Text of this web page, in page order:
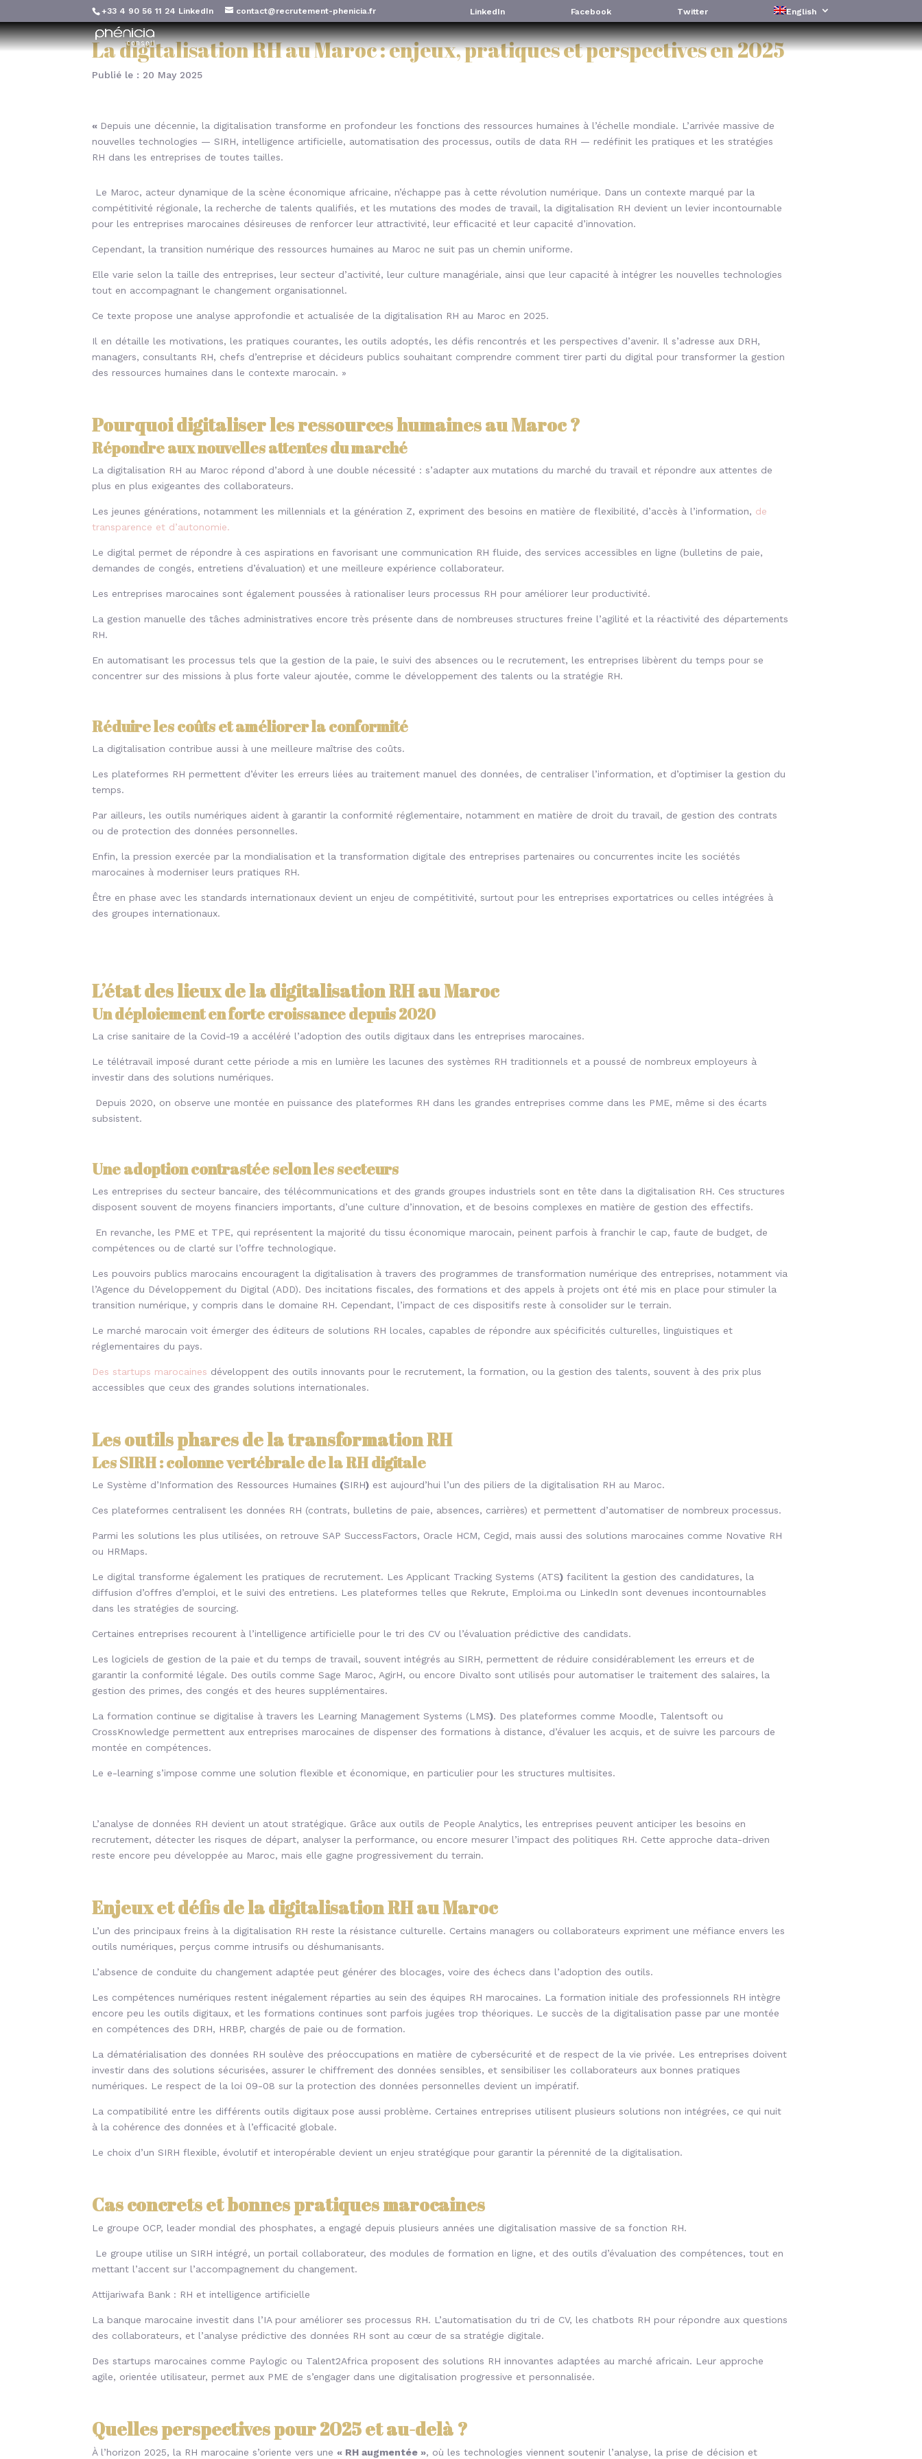
+33 4 90 56 11 24 LinkedIn contact@recrutement-phenicia.fr LinkedIn Facebook Twitter English
La digitalisation RH au Maroc : enjeux, pratiques et perspectives en 2025
Publié le : 20 May 2025
« Depuis une décennie, la digitalisation transforme en profondeur les fonctions des ressources humaines à l’échelle mondiale. L’arrivée massive de
nouvelles technologies — SIRH, intelligence artificielle, automatisation des processus, outils de data RH — redéfinit les pratiques et les stratégies
RH dans les entreprises de toutes tailles.
Le Maroc, acteur dynamique de la scène économique africaine, n’échappe pas à cette révolution numérique. Dans un contexte marqué par la
compétitivité régionale, la recherche de talents qualifiés, et les mutations des modes de travail, la digitalisation RH devient un levier incontournable
pour les entreprises marocaines désireuses de renforcer leur attractivité, leur efficacité et leur capacité d’innovation.
Cependant, la transition numérique des ressources humaines au Maroc ne suit pas un chemin uniforme.
Elle varie selon la taille des entreprises, leur secteur d’activité, leur culture managériale, ainsi que leur capacité à intégrer les nouvelles technologies
tout en accompagnant le changement organisationnel.
Ce texte propose une analyse approfondie et actualisée de la digitalisation RH au Maroc en 2025.
Il en détaille les motivations, les pratiques courantes, les outils adoptés, les défis rencontrés et les perspectives d’avenir. Il s’adresse aux DRH,
managers, consultants RH, chefs d’entreprise et décideurs publics souhaitant comprendre comment tirer parti du digital pour transformer la gestion
des ressources humaines dans le contexte marocain. »
Pourquoi digitaliser les ressources humaines au Maroc ?
Répondre aux nouvelles attentes du marché
La digitalisation RH au Maroc répond d’abord à une double nécessité : s’adapter aux mutations du marché du travail et répondre aux attentes de
plus en plus exigeantes des collaborateurs.
Les jeunes générations, notamment les millennials et la génération Z, expriment des besoins en matière de flexibilité, d’accès à l’information, de
transparence et d’autonomie.
Le digital permet de répondre à ces aspirations en favorisant une communication RH fluide, des services accessibles en ligne (bulletins de paie,
demandes de congés, entretiens d’évaluation) et une meilleure expérience collaborateur.
Les entreprises marocaines sont également poussées à rationaliser leurs processus RH pour améliorer leur productivité.
La gestion manuelle des tâches administratives encore très présente dans de nombreuses structures freine l’agilité et la réactivité des départements
RH.
En automatisant les processus tels que la gestion de la paie, le suivi des absences ou le recrutement, les entreprises libèrent du temps pour se
concentrer sur des missions à plus forte valeur ajoutée, comme le développement des talents ou la stratégie RH.
Réduire les coûts et améliorer la conformité
La digitalisation contribue aussi à une meilleure maîtrise des coûts.
Les plateformes RH permettent d’éviter les erreurs liées au traitement manuel des données, de centraliser l’information, et d’optimiser la gestion du
temps.
Par ailleurs, les outils numériques aident à garantir la conformité réglementaire, notamment en matière de droit du travail, de gestion des contrats
ou de protection des données personnelles.
Enfin, la pression exercée par la mondialisation et la transformation digitale des entreprises partenaires ou concurrentes incite les sociétés
marocaines à moderniser leurs pratiques RH.
Être en phase avec les standards internationaux devient un enjeu de compétitivité, surtout pour les entreprises exportatrices ou celles intégrées à
des groupes internationaux.
L’état des lieux de la digitalisation RH au Maroc
Un déploiement en forte croissance depuis 2020
La crise sanitaire de la Covid-19 a accéléré l’adoption des outils digitaux dans les entreprises marocaines.
Le télétravail imposé durant cette période a mis en lumière les lacunes des systèmes RH traditionnels et a poussé de nombreux employeurs à
investir dans des solutions numériques.
Depuis 2020, on observe une montée en puissance des plateformes RH dans les grandes entreprises comme dans les PME, même si des écarts
subsistent.
Une adoption contrastée selon les secteurs
Les entreprises du secteur bancaire, des télécommunications et des grands groupes industriels sont en tête dans la digitalisation RH. Ces structures
disposent souvent de moyens financiers importants, d’une culture d’innovation, et de besoins complexes en matière de gestion des effectifs.
En revanche, les PME et TPE, qui représentent la majorité du tissu économique marocain, peinent parfois à franchir le cap, faute de budget, de
compétences ou de clarté sur l’offre technologique.
Les pouvoirs publics marocains encouragent la digitalisation à travers des programmes de transformation numérique des entreprises, notamment via
l’Agence du Développement du Digital (ADD). Des incitations fiscales, des formations et des appels à projets ont été mis en place pour stimuler la
transition numérique, y compris dans le domaine RH. Cependant, l’impact de ces dispositifs reste à consolider sur le terrain.
Le marché marocain voit émerger des éditeurs de solutions RH locales, capables de répondre aux spécificités culturelles, linguistiques et
réglementaires du pays.
Des startups marocaines développent des outils innovants pour le recrutement, la formation, ou la gestion des talents, souvent à des prix plus
accessibles que ceux des grandes solutions internationales.
Les outils phares de la transformation RH
Les SIRH : colonne vertébrale de la RH digitale
Le Système d’Information des Ressources Humaines (SIRH) est aujourd’hui l’un des piliers de la digitalisation RH au Maroc.
Ces plateformes centralisent les données RH (contrats, bulletins de paie, absences, carrières) et permettent d’automatiser de nombreux processus.
Parmi les solutions les plus utilisées, on retrouve SAP SuccessFactors, Oracle HCM, Cegid, mais aussi des solutions marocaines comme Novative RH
ou HRMaps.
Le digital transforme également les pratiques de recrutement. Les Applicant Tracking Systems (ATS) facilitent la gestion des candidatures, la
diffusion d’offres d’emploi, et le suivi des entretiens. Les plateformes telles que Rekrute, Emploi.ma ou LinkedIn sont devenues incontournables
dans les stratégies de sourcing.
Certaines entreprises recourent à l’intelligence artificielle pour le tri des CV ou l’évaluation prédictive des candidats.
Les logiciels de gestion de la paie et du temps de travail, souvent intégrés au SIRH, permettent de réduire considérablement les erreurs et de
garantir la conformité légale. Des outils comme Sage Maroc, AgirH, ou encore Divalto sont utilisés pour automatiser le traitement des salaires, la
gestion des primes, des congés et des heures supplémentaires.
La formation continue se digitalise à travers les Learning Management Systems (LMS). Des plateformes comme Moodle, Talentsoft ou
CrossKnowledge permettent aux entreprises marocaines de dispenser des formations à distance, d’évaluer les acquis, et de suivre les parcours de
montée en compétences.
Le e-learning s’impose comme une solution flexible et économique, en particulier pour les structures multisites.
L’analyse de données RH devient un atout stratégique. Grâce aux outils de People Analytics, les entreprises peuvent anticiper les besoins en
recrutement, détecter les risques de départ, analyser la performance, ou encore mesurer l’impact des politiques RH. Cette approche data-driven
reste encore peu développée au Maroc, mais elle gagne progressivement du terrain.
Enjeux et défis de la digitalisation RH au Maroc
L’un des principaux freins à la digitalisation RH reste la résistance culturelle. Certains managers ou collaborateurs expriment une méfiance envers les
outils numériques, perçus comme intrusifs ou déshumanisants.
L’absence de conduite du changement adaptée peut générer des blocages, voire des échecs dans l’adoption des outils.
Les compétences numériques restent inégalement réparties au sein des équipes RH marocaines. La formation initiale des professionnels RH intègre
encore peu les outils digitaux, et les formations continues sont parfois jugées trop théoriques. Le succès de la digitalisation passe par une montée
en compétences des DRH, HRBP, chargés de paie ou de formation.
La dématérialisation des données RH soulève des préoccupations en matière de cybersécurité et de respect de la vie privée. Les entreprises doivent
investir dans des solutions sécurisées, assurer le chiffrement des données sensibles, et sensibiliser les collaborateurs aux bonnes pratiques
numériques. Le respect de la loi 09-08 sur la protection des données personnelles devient un impératif.
La compatibilité entre les différents outils digitaux pose aussi problème. Certaines entreprises utilisent plusieurs solutions non intégrées, ce qui nuit
à la cohérence des données et à l’efficacité globale.
Le choix d’un SIRH flexible, évolutif et interopérable devient un enjeu stratégique pour garantir la pérennité de la digitalisation.
Cas concrets et bonnes pratiques marocaines
Le groupe OCP, leader mondial des phosphates, a engagé depuis plusieurs années une digitalisation massive de sa fonction RH.
Le groupe utilise un SIRH intégré, un portail collaborateur, des modules de formation en ligne, et des outils d’évaluation des compétences, tout en
mettant l’accent sur l’accompagnement du changement.
Attijariwafa Bank : RH et intelligence artificielle
La banque marocaine investit dans l’IA pour améliorer ses processus RH. L’automatisation du tri de CV, les chatbots RH pour répondre aux questions
des collaborateurs, et l’analyse prédictive des données RH sont au cœur de sa stratégie digitale.
Des startups marocaines comme Paylogic ou Talent2Africa proposent des solutions RH innovantes adaptées au marché africain. Leur approche
agile, orientée utilisateur, permet aux PME de s’engager dans une digitalisation progressive et personnalisée.
Quelles perspectives pour 2025 et au-delà ?
À l’horizon 2025, la RH marocaine s’oriente vers une« RH augmentée », où les technologies viennent soutenir l’analyse, la prise de décision et